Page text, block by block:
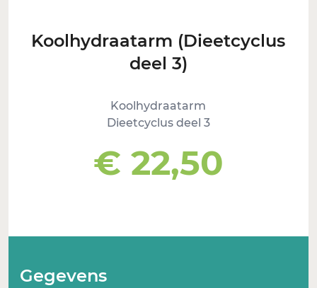
Koolhydraatarm (Dieetcyclus
deel 3)
Koolhydraatarm
Dieetcyclus deel 3
€ 22,50
Gegevens